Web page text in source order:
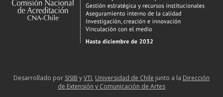
Desarrollado por SISIB yVTI, Universidad de Chile junto a la Dirección
de Extensión y Comunicación de Artes